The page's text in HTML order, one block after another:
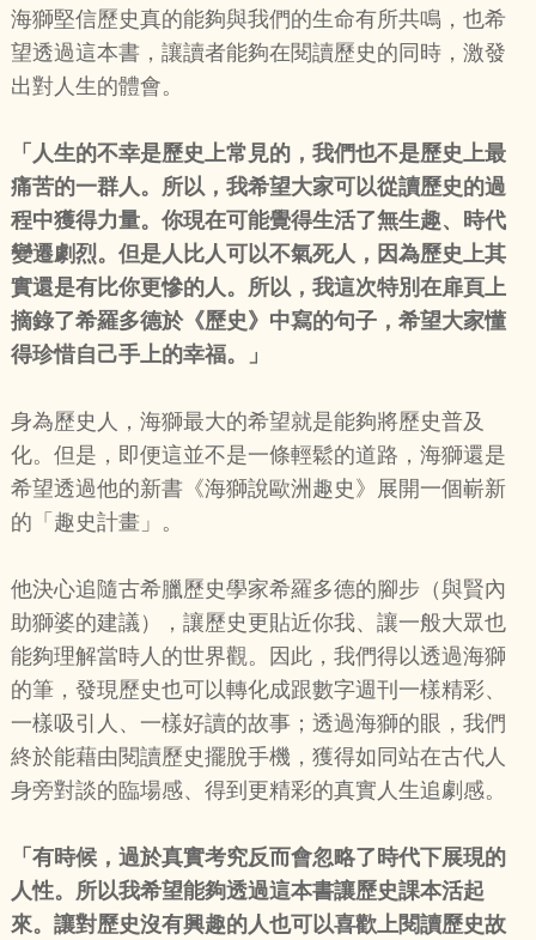
海獅堅信歷史真的能夠與我們的生命有所共鳴，也希
望透過這本書，讓讀者能夠在閱讀歷史的同時，激發
出對人生的體會。
「人生的不幸是歷史上常見的，我們也不是歷史上最
痛苦的一群人。所以，我希望大家可以從讀歷史的過
程中獲得力量。你現在可能覺得生活了無生趣、時代
變遷劇烈。但是人比人可以不氣死人，因為歷史上其
實還是有比你更慘的人。所以，我這次特別在扉頁上
摘錄了希羅多德於《歷史》中寫的句子，希望大家懂
得珍惜自己手上的幸福。」
身為歷史人，海獅最大的希望就是能夠將歷史普及
化。但是，即便這並不是一條輕鬆的道路，海獅還是
希望透過他的新書《海獅說歐洲趣史》展開一個嶄新
的「趣史計畫」。
他決心追隨古希臘歷史學家希羅多德的腳步（與賢內
助獅婆的建議），讓歷史更貼近你我、讓一般大眾也
能夠理解當時人的世界觀。因此，我們得以透過海獅
的筆，發現歷史也可以轉化成跟數字週刊一樣精彩、
一樣吸引人、一樣好讀的故事；透過海獅的眼，我們
終於能藉由閱讀歷史擺脫手機，獲得如同站在古代人
身旁對談的臨場感、得到更精彩的真實人生追劇感。
「有時候，過於真實考究反而會忽略了時代下展現的
人性。所以我希望能夠透過這本書讓歷史課本活起
來。讓對歷史沒有興趣的人也可以喜歡上閱讀歷史故